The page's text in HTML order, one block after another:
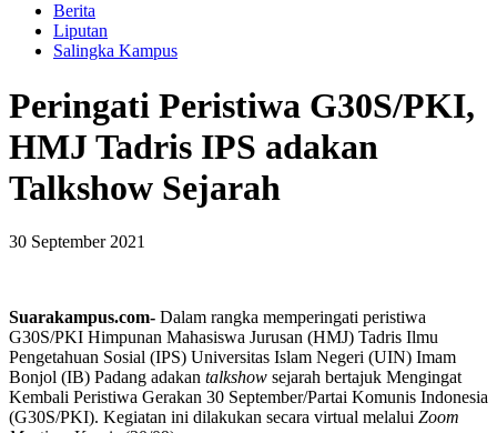
Berita
Liputan
Salingka Kampus
Peringati Peristiwa G30S/PKI,
HMJ Tadris IPS adakan
Talkshow Sejarah
30 September 2021
Suarakampus.com- Dalam rangka memperingati peristiwa
G30S/PKI Himpunan Mahasiswa Jurusan (HMJ) Tadris Ilmu
Pengetahuan Sosial (IPS) Universitas Islam Negeri (UIN) Imam
Bonjol (IB) Padang adakan talkshow sejarah bertajuk Mengingat
Kembali Peristiwa Gerakan 30 September/Partai Komunis Indonesia
(G30S/PKI). Kegiatan ini dilakukan secara virtual melalui Zoom